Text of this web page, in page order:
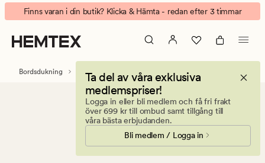
Savanne
Bokhari
bordstablett
natur
Animerad
banner.
Klicka
på
Finns varan i din butik? Klicka & Hämta - redan efter 3 timmar
Ta del av våra exklusiva
medlemspriser!
Logga in eller bli medlem och få fri frakt
över 699 kr till ombud samt tillgång till
våra bästa erbjudanden.
Bli medlem / Logga in
Bordsdukning Bordstabletter